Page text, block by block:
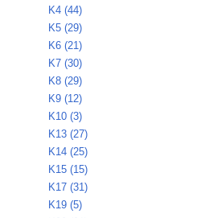
K4 (44)
K5 (29)
K6 (21)
K7 (30)
K8 (29)
K9 (12)
K10 (3)
K13 (27)
K14 (25)
K15 (15)
K17 (31)
K19 (5)